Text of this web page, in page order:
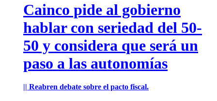
Cainco pide al gobierno
hablar con seriedad del 50-
50 y considera que será un
paso a las autonomías
|| Reabren debate sobre el pacto fiscal.